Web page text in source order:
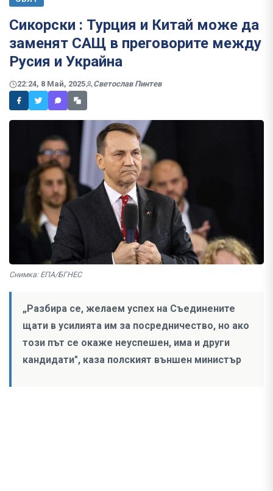
Сикорски : Турция и Китай може да
заменят САЩ в преговорите между
Русия и Украйна
22:24, 8 Май, 2025 Светослав Пинтев
Снимка: ЕПА/БГНЕС
„Разбира се, желаем успех на Съединените
щати в усилията им за посредничество, но ако
този път се окаже неуспешен, има и други
кандидати", каза полският външен министър